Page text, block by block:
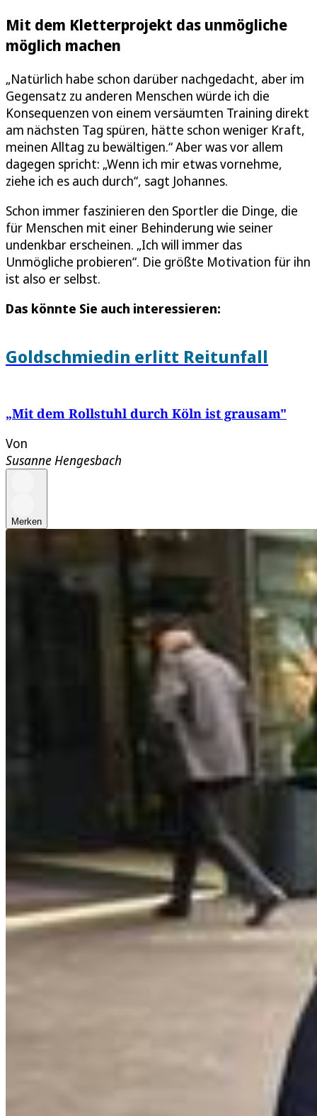
Mit dem Kletterprojekt das unmögliche
möglich machen
„Natürlich habe schon darüber nachgedacht, aber im
Gegensatz zu anderen Menschen würde ich die
Konsequenzen von einem versäumten Training direkt
am nächsten Tag spüren, hätte schon weniger Kraft,
meinen Alltag zu bewältigen.“ Aber was vor allem
dagegen spricht: „Wenn ich mir etwas vornehme,
ziehe ich es auch durch“, sagt Johannes.
Schon immer faszinieren den Sportler die Dinge, die
für Menschen mit einer Behinderung wie seiner
undenkbar erscheinen. „Ich will immer das
Unmögliche probieren“. Die größte Motivation für ihn
ist also er selbst.
Das könnte Sie auch interessieren:
Goldschmiedin erlitt Reitunfall
„Mit dem Rollstuhl durch Köln ist grausam"
Von
Susanne Hengesbach
Merken